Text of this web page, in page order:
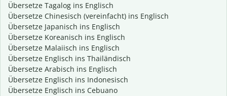
Übersetze Tagalog ins Englisch
Übersetze Chinesisch (vereinfacht) ins Englisch
Übersetze Japanisch ins Englisch
Übersetze Koreanisch ins Englisch
Übersetze Malaiisch ins Englisch
Übersetze Englisch ins Thailändisch
Übersetze Arabisch ins Englisch
Übersetze Englisch ins Indonesisch
Übersetze Englisch ins Cebuano